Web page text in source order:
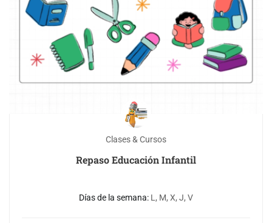
Clases & Cursos
Repaso Educación Infantil
Días de la semana: L, M, X, J, V